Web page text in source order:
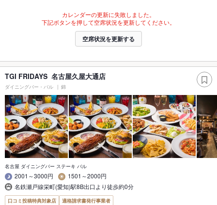
カレンダーの更新に失敗しました。
下記ボタンを押して空席状況を更新してください。
空席状況を更新する
TGI FRIDAYS 名古屋久屋大通店
ダイニングバー・バル 錦
名古屋 ダイニングバー ステーキ バル
2001～3000円
1501～2000円
名鉄瀬戸線栄町(愛知)駅8B出口より徒歩約0分
口コミ投稿特典対象店 適格請求書発行事業者